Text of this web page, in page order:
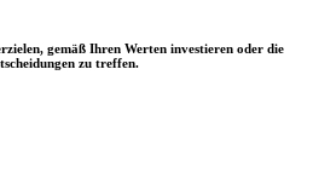
gemäß Ihren Werten investieren oder die
zu treffen.